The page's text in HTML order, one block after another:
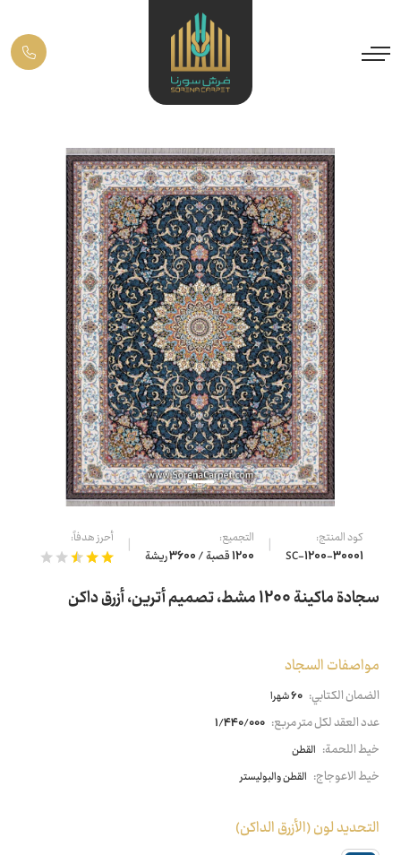
Next
كود المنتج:
SC-1200-30001
التجميع:
1200 قصبة / 3600 ريشة
أحرز هدفاً:
سجادة ماكينة 1200 مشط، تصميم أترين، أزرق داكن
مواصفات السجاد
الضمان الكتابي: 60 شهرا
عدد العقد لكل متر مربع: 1/440/000
خيط اللحمة: القطن
خيط الاعوجاج: القطن والبوليستر
التحديد لون(الأزرق الداكن)